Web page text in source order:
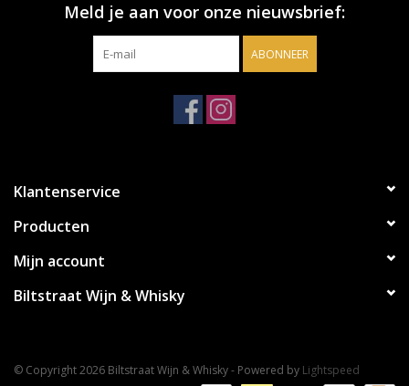
Meld je aan voor onze nieuwsbrief:
ABONNEER
Klantenservice
Producten
Mijn account
Biltstraat Wijn & Whisky
© Copyright 2026 Biltstraat Wijn & Whisky - Powered by Lightspeed